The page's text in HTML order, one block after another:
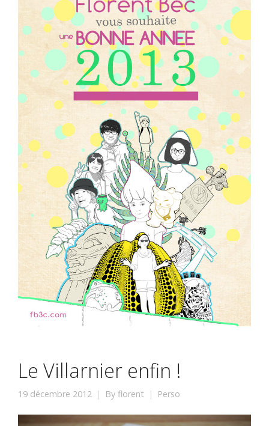
Le Villarnier enfin !
19 décembre 2012 By florent Perso